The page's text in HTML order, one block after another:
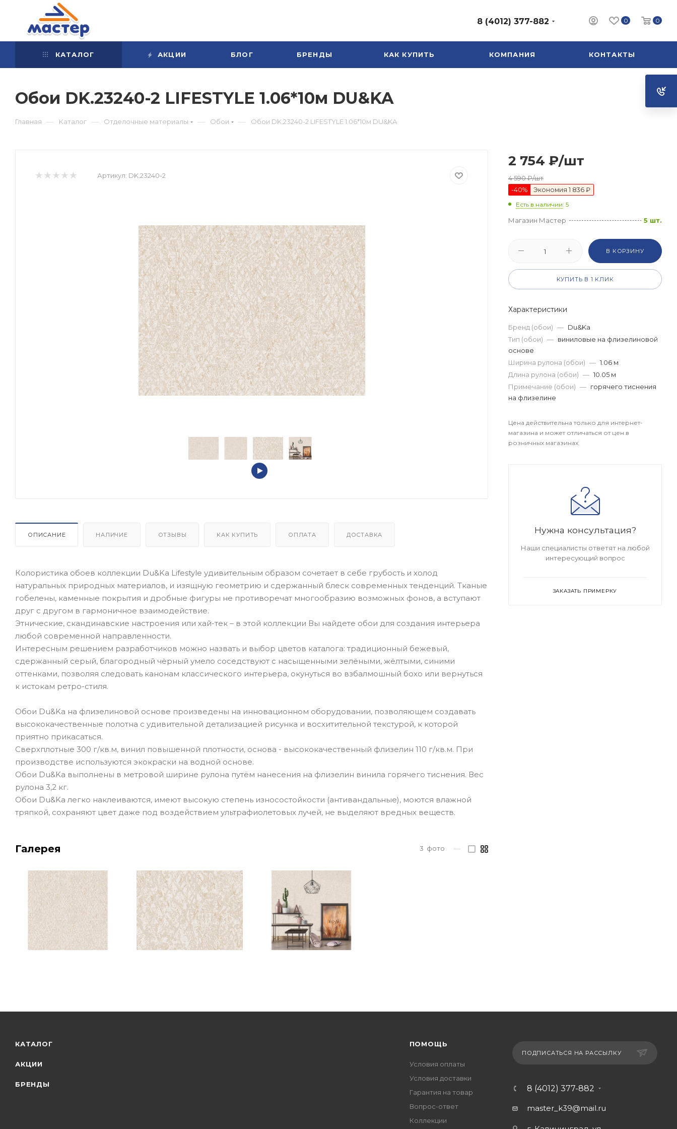
0 0
8 (4012) 377-882
КАТАЛОГ АКЦИИ БЛОГ БРЕНДЫ КАК КУПИТЬ КОМПАНИЯ КОНТАКТЫ
Обои DK.23240-2 LIFESTYLE 1.06*10м DU&KA
Главная — Каталог — Отделочные материалы — Обои — Обои DK.23240-2 LIFESTYLE 1.06*10м DU&KA
Артикул: DK.23240-2
ОПИСАНИЕ НАЛИЧИЕ ОТЗЫВЫ КАК КУПИТЬ ОПЛАТА ДОСТАВКА
Колористика обоев коллекции Du&Ka Lifestyle удивительным образом сочетает в себе грубость и холод
натуральных природных материалов, и изящную геометрию и сдержанный блеск современных тенденций. Тканые
гобелены, каменные покрытия и дробные фигуры не противоречат многообразию возможных фонов, а вступают
друг с другом в гармоничное взаимодействие.
Этнические, скандинавские настроения или хай-тек – в этой коллекции Вы найдете обои для создания интерьера
любой современной направленности.
Интересным решением разработчиков можно назвать и выбор цветов каталога: традиционный бежевый,
сдержанный серый, благородный чёрный умело соседствуют с насыщенными зелёными, жёлтыми, синими
оттенками, позволяя следовать канонам классического интерьера, окунуться во взбалмошный бохо или вернуться
к истокам ретро-стиля.
Обои Du&Ka на флизелиновой основе произведены на инновационном оборудовании, позволяющем создавать
высококачественные полотна с удивительной детализацией рисунка и восхитительной текстурой, к которой
приятно прикасаться.
Сверхплотные 300 г/кв.м, винил повышенной плотности, основа - высококачественный флизелин 110 г/кв.м. При
производстве используются экокраски на водной основе.
Обои Du&Ka выполнены в метровой ширине рулона путём нанесения на флизелин винила горячего тиснения. Вес
рулона 3,2 кг.
Обои Du&Ka легко наклеиваются, имеют высокую степень износостойкости (антивандальные), моются влажной
тряпкой, сохраняют цвет даже под воздействием ультрафиолетовых лучей, не выделяют вредных веществ.
Галерея 3 фото —
2 754 ₽/шт
4 590₽/шт
-40% Экономия 1 836 ₽
Есть в наличии: 5
Магазин Мастер 5 шт.
В КОРЗИНУ
КУПИТЬ В 1 КЛИК
Характеристики
Бренд (обои) — Du&Ka
Тип (обои) — виниловые на флизелиновой
основе
Ширина рулона (обои) — 1.06 м
Длина рулона (обои) — 10.05 м
Примечание (обои) — горячего тиснения
на флизелине
Цена действительна только для интернет-
магазина и может отличаться от цен в
розничных магазинах
Нужна консультация?
Наши специалисты ответят на любой
интересующий вопрос
ЗАКАЗАТЬ ПРИМЕРКУ
КАТАЛОГ
АКЦИИ
БРЕНДЫ
ПОМОЩЬ
Условия оплаты
Условия доставки
Гарантия на товар
Вопрос-ответ
Коллекции
ПОДПИСАТЬСЯ НА РАССЫЛКУ
8 (4012) 377-882
master_k39@mail.ru